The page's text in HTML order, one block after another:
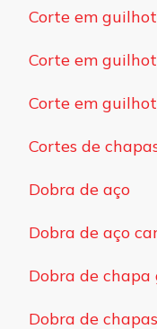
Corte em
Corte em
Corte em
Cortes de
Dobra de aço
Dobra de aço
Dobra de chapa
Dobra de